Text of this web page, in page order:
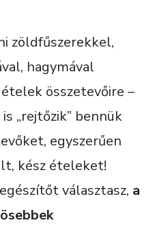
zöldfűszerekkel,
hagymával
összetevőire –
„rejtőzik” bennük
egyszerűen
kész ételeket!
választasz, a